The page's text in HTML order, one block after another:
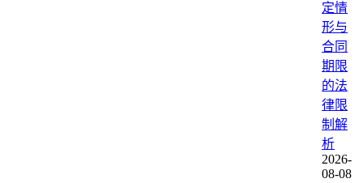
定情
形与
合同
期限
的法
律限
制解
析
2026-
08-08